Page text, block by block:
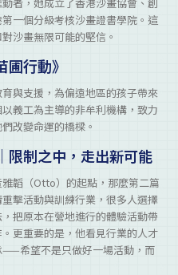
一個分級考核沙畫證書學院。這
沙畫無限可能的堅信。
行動》
與支援，為偏遠地區的孩子帶來
義工為主導的非牟利機構，致力
改變命運的橋樑。
限制之中，走出新可能
韜（Otto）的起點，那麼第二篇
擊活動與訓練行業，很多人選擇
把原本在營地進行的體驗活動帶
更重要的是，他看見行業的人才
——希望不是只做好一場活動，而